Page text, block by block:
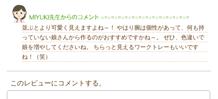
並ぶとより可愛く見えますよね～！ やはり腕は個性があって、何も持
っていない娘さんから作るのがおすすめですかね～。 ぜひ、色違いで
娘を増やしてくださいね。 ちらっと見えるワークトレーもいいです
ね！（笑）
このレビューにコメントする。